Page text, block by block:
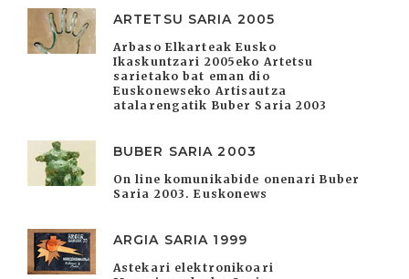
ARTETSU SARIA 2005
Arbaso Elkarteak Eusko
Ikaskuntzari 2005eko Artetsu
sarietako bat eman dio
Euskonewseko Artisautza
atalarengatik Buber Saria 2003
BUBER SARIA 2003
On line komunikabide onenari Buber
Saria 2003. Euskonews
ARGIA SARIA 1999
Astekari elektronikoari